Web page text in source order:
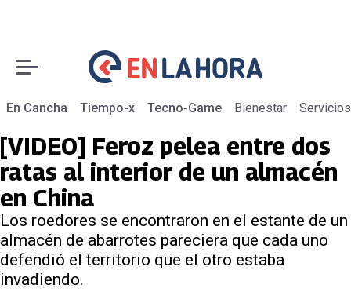
En Cancha Tiempo-x Tecno-Game Bienestar Servicios
[VIDEO] Feroz pelea entre dos
ratas al interior de un almacén
en China
Los roedores se encontraron en el estante de un
almacén de abarrotes pareciera que cada uno
defendió el territorio que el otro estaba
invadiendo.